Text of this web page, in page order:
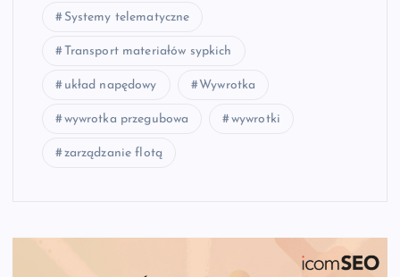
Systemy telematyczne
Transport materiałów sypkich
układ napędowy Wywrotka
wywrotka przegubowa wywrotki
zarządzanie flotą